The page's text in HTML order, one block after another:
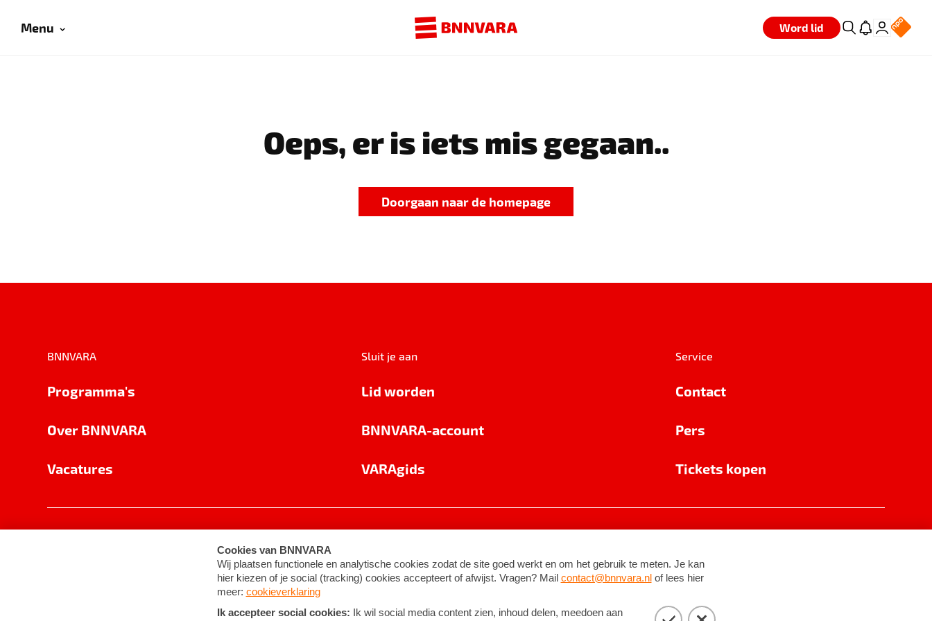
Menu Word lid
Oeps, er is iets mis gegaan..
Doorgaan naar de homepage
BNNVARA
Programma's
Over BNNVARA
Vacatures
Sluit je aan
Lid worden
BNNVARA-account
VARAgids
Service
Contact
Pers
Tickets kopen
Cookie-instellingen Algemene voorwaarden ©2026BNNVARA